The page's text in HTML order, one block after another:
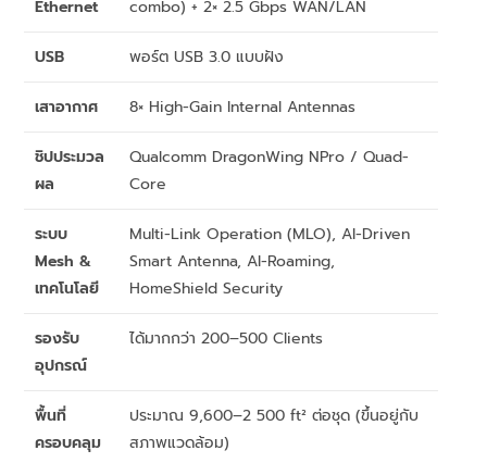
Ethernet
combo) + 2× 2.5 Gbps WAN/LAN
USB พอร์ต USB 3.0 แบบฝัง
เสาอากาศ 8× High-Gain Internal Antennas
ชิปประมวล
ผล
Qualcomm DragonWing NPro / Quad-
Core
ระบบ
Mesh &
เทคโนโลยี
Multi-Link Operation (MLO), AI-Driven
Smart Antenna, AI-Roaming,
HomeShield Security
รองรับ
อุปกรณ์
ได้มากกว่า 200–500 Clients
พื้นที่
ครอบคลุม
ประมาณ 9,600–2 500 ft² ต่อชุด (ขึ้นอยู่กับ
สภาพแวดล้อม)